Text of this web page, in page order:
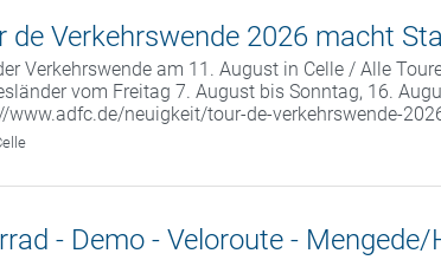
de Verkehrswende 2026 macht
Verkehrswende am 11. August in Celle / Alle
vom Freitag 7. August bis Sonntag, 16.
www.adfc.de/neuigkeit/tour-de-verkehrswende-
- Demo - Veloroute -